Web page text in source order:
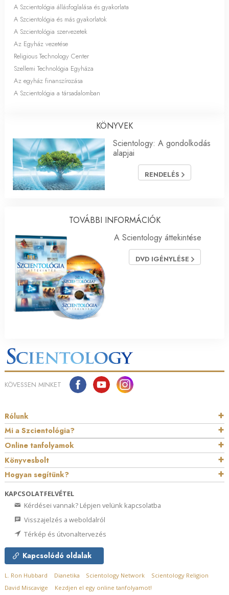
A Szcientológia állásfoglalása és gyakorlata
A Szcientológia és más gyakorlatok
A Szcientológia szervezetek
Az Egyház vezetése
Religious Technology Center
Szellemi Technológia Egyháza
Az egyház finanszírozása
A Szcientológia a társadalomban
KÖNYVEK
Scientology: A gondolkodás
alapjai
RENDELÉS
TOVÁBBI INFORMÁCIÓK
A Scientology áttekintése
DVD IGÉNYLÉSE
KÖVESSEN MINKET
Rólunk
Mi a Szcientológia?
Online tanfolyamok
Könyvesbolt
Hogyan segítünk?
KAPCSOLATFELVÉTEL
Kérdései vannak? Lépjen velünk kapcsolatba
Visszajelzés a weboldalról
Térkép és útvonaltervezés
Kapcsolódó oldalak
L. Ron Hubbard Dianetika Scientology Network
Scientology Religion
David Miscavige
Kezdjen el egy online tanfolyamot!